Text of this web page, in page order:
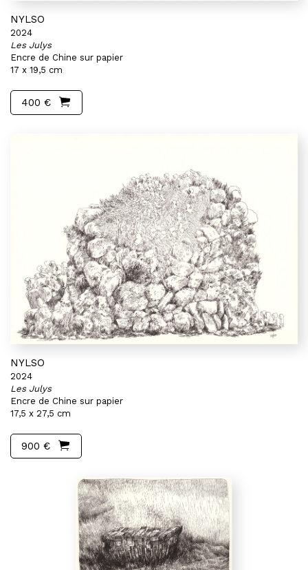
NYLSO
2024
Les Julys
Encre de Chine sur papier
17 x 19,5 cm
400 €
NYLSO
2024
Les Julys
Encre de Chine sur papier
17,5 x 27,5 cm
900 €